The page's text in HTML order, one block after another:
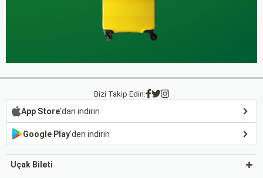
Bizi Takip Edin:
App Store'dan indirin
Google Play'den indirin
Uçak Bileti